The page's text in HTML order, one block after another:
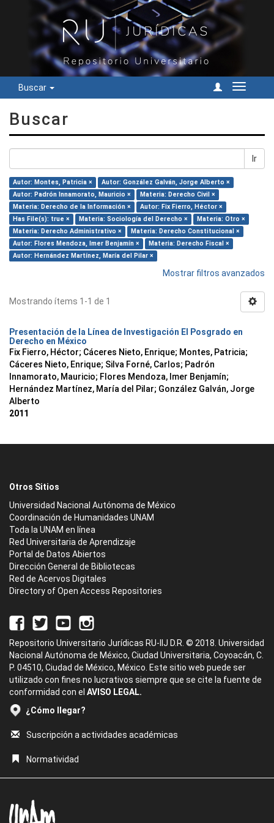
Buscar
Cambiar
Buscar
Ir
Autor: Montes, Patricia ×
Autor: González Galván, Jorge Alberto ×
Autor: Padrón Innamorato, Mauricio ×
Materia: Derecho Civil ×
Materia: Derecho de la Información ×
Autor: Fix Fierro, Héctor ×
Has File(s): true ×
Materia: Sociología del Derecho ×
Materia: Otro ×
Materia: Derecho Administrativo ×
Materia: Derecho Constitucional ×
Autor: Flores Mendoza, Imer Benjamín ×
Materia: Derecho Fiscal ×
Autor: Hernández Martínez, María del Pilar ×
Mostrar filtros avanzados
Mostrando ítems 1-1 de 1
Presentación de la Línea de Investigación El Posgrado en
Derecho en México
Fix Fierro, Héctor; Cáceres Nieto, Enrique; Montes, Patricia;
Cáceres Nieto, Enrique; Silva Forné, Carlos; Padrón
Innamorato, Mauricio; Flores Mendoza, Imer Benjamín;
Hernández Martínez, María del Pilar; González Galván, Jorge
Alberto
2011
Otros Sitios
Universidad Nacional Autónoma de México
Coordinación de Humanidades UNAM
Toda la UNAM en línea
Red Universitaria de Aprendizaje
Portal de Datos Abiertos
Dirección General de Bibliotecas
Red de Acervos Digitales
Directory of Open Access Repositories
Repositorio Universitario Jurídicas RU-IIJ D.R. © 2018. Universidad
Nacional Autónoma de México, Ciudad Universitaria, Coyoacán, C.
P. 04510, Ciudad de México, México. Este sitio web puede ser
utilizado con fines no lucrativos siempre que se cite la fuente de
conformidad con el AVISO LEGAL.
¿Cómo llegar?
Suscripción a actividades académicas
Normatividad